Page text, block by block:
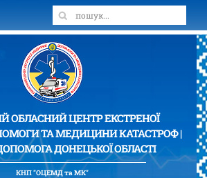
ОБЛАСНИЙ ЦЕНТР ЕКСТРЕНОЇ
ТА МЕДИЦИНИ КАТАСТРОФ |
ДОНЕЦЬКОЇ ОБЛАСТІ
КНП "ОЦЕМД та МК"